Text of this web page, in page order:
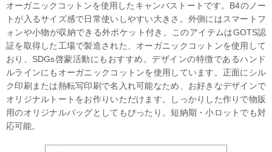
オーガニックコットンを使用したキャンバストートです。B4のノー
トが入るサイズ感で日常使いしやすい大きさ。外側にはスマートフ
ォンや小物が収納できる外ポケット付き。このアイテムはGOTS認
証を取得した工場で製造された、オーガニックコットンを使用して
おり、SDGs啓蒙活動にもおすすめ。デザインの特徴であるハンド
ルラインにもオーガニックコットンを使用しています。正面にシル
ク印刷または熱転写印刷で名入れ可能なため、お好きなデザインで
オリジナルトートをお作りいただけます。しっかりした作りで物販
用のオリジナルバッグとしてもぴったり。短納期・小ロットでも対
応可能。